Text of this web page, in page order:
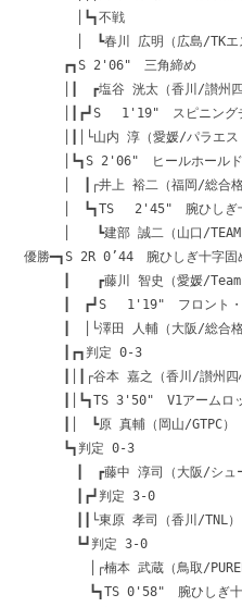
│┗┓不戦
│ ┗春川 広明（広島/TKエス
┏┓S 2'06" 三角締め
│┃ ┏塩谷 洸太（香川/讃州四
│┃┏┛S 1'19" スピニングチ
│┃│└山内 淳（愛媛/パラエスト
│┗┓S 2'06" ヒールホールド
│ ┃┌井上 裕二（福岡/総合格闘
│ ┗┓TS 2'45" 腕ひしぎ十
│ ┗建部 誠二（山口/TEAM
優勝━┓S 2R 0’44 腕ひしぎ十字固
┃ ┏藤川 智史（愛媛/Team
┃ ┏┛S 1'19" フロント・ス
┃ │└澤田 人輔（大阪/総合格闘
┃┏┓判定 0-3
┃│┃┌谷本 嘉之（香川/讃州四
┃│┗┓TS 3'50" V1アームロ
┃│ ┗原 真輔（岡山/GTPC）
┗┓判定 0-3
┃ ┏藤中 淳司（大阪/シューテ
┃┏┛判定 3-0
┃┃└東原 孝司（香川/TNL）
┗┛判定 3-0
│┌楠本 武蔵（鳥取/
┗┓TS 0'58" 腕ひしぎ十